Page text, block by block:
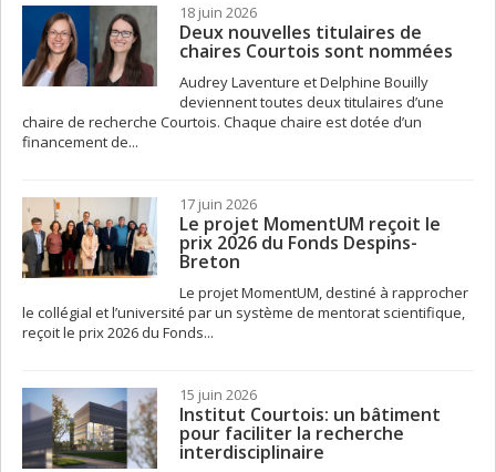
18 juin 2026
Deux nouvelles titulaires de
chaires Courtois sont nommées
Audrey Laventure et Delphine Bouilly
deviennent toutes deux titulaires d’une
chaire de recherche Courtois. Chaque chaire est dotée d’un
financement de...
17 juin 2026
Le projet MomentUM reçoit le
prix 2026 du Fonds Despins-
Breton
Le projet MomentUM, destiné à rapprocher
le collégial et l’université par un système de mentorat scientifique,
reçoit le prix 2026 du Fonds...
15 juin 2026
Institut Courtois: un bâtiment
pour faciliter la recherche
interdisciplinaire